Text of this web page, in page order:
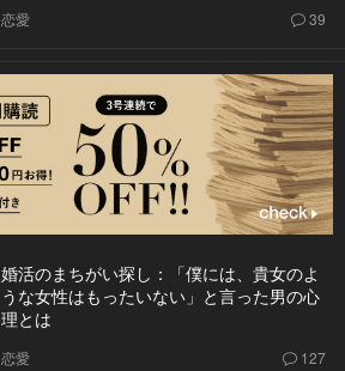
恋愛 39
婚活のまちがい探し：「僕には、貴女のよ
うな女性はもったいない」と言った男の心
理とは
恋愛 127